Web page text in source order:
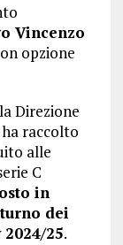
Vincenzo
opzione
Direzione
raccolto
alle
C
in
dei
25.